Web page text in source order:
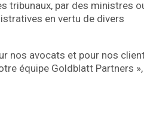
tribunaux, par des ministres
en vertu de divers
nos avocats et pour nos
équipe Goldblatt Partners